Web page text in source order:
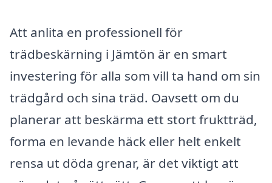
Att anlita en professionell för
trädbeskärning i Jämtön är en smart
investering för alla som vill ta hand om sin
trädgård och sina träd. Oavsett om du
planerar att beskärma ett stort fruktträd,
forma en levande häck eller helt enkelt
rensa ut döda grenar, är det viktigt att